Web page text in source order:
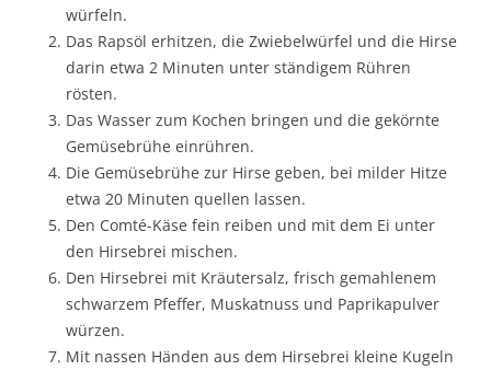
würfeln.
Das Rapsöl erhitzen, die Zwiebelwürfel und die Hirse
darin etwa 2 Minuten unter ständigem Rühren
rösten.
Das Wasser zum Kochen bringen und die gekörnte
Gemüsebrühe einrühren.
Die Gemüsebrühe zur Hirse geben, bei milder Hitze
etwa 20 Minuten quellen lassen.
Den Comté-Käse fein reiben und mit dem Ei unter
den Hirsebrei mischen.
Den Hirsebrei mit Kräutersalz, frisch gemahlenem
schwarzem Pfeffer, Muskatnuss und Paprikapulver
würzen.
Mit nassen Händen aus dem Hirsebrei kleine Kugeln